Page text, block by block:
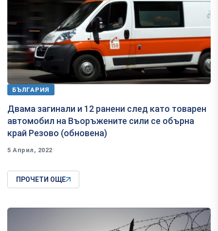
БЪЛГАРИЯ
Двама загинали и 12 ранени след като товарен
автомобил на Въоръжените сили се обърна
край Резово (обновена)
5 Април, 2022
ПРОЧЕТИ ОЩЕ